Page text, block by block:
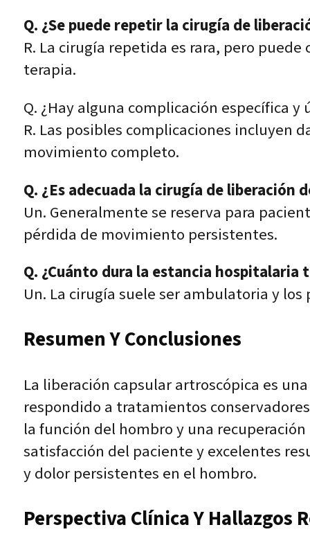
Q. ¿Se puede repetir la cirugía de
R. La cirugía repetida es rara, pero
terapia.
Q. ¿Hay alguna complicación específica
R. Las posibles complicaciones incluyen
movimiento completo.
Q. ¿Es adecuada la cirugía de
Un. Generalmente se reserva para
pérdida de movimiento persistentes.
Q. ¿Cuánto dura la estancia
Un. La cirugía suele ser ambulatoria y
Resumen Y Conclusiones
La liberación capsular artroscópica es
respondido a tratamientos
la función del hombro y una
satisfacción del paciente y excelentes
y dolor persistentes en el hombro.
Perspectiva Clínica Y Hallazgos